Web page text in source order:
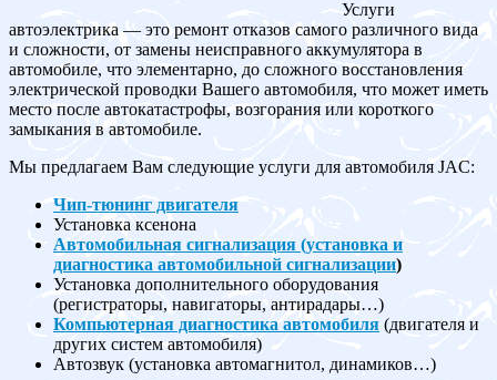
Услуги
автоэлектрика — это ремонт отказов самого различного вида
и сложности, от замены неисправного аккумулятора в
автомобиле, что элементарно, до сложного восстановления
электрической проводки Вашего автомобиля, что может иметь
место после автокатастрофы, возгорания или короткого
замыкания в автомобиле.
Мы предлагаем Вам следующие услуги для автомобиля JAC:
Чип-тюнинг двигателя
Установка ксенона
Автомобильная сигнализация (установка и
диагностика автомобильной сигнализации)
Установка дополнительного оборудования
(регистраторы, навигаторы, антирадары…)
Компьютерная диагностика автомобиля (двигателя и
других систем автомобиля)
Автозвук (установка автомагнитол, динамиков…)